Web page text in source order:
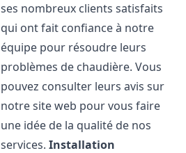
ses nombreux clients satisfaits
qui ont fait confiance à notre
équipe pour résoudre leurs
problèmes de chaudière. Vous
pouvez consulter leurs avis sur
notre site web pour vous faire
une idée de la qualité de nos
services.Installation